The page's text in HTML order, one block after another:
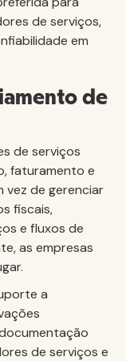
de serviços,
em
de
de serviços
faturamento e
vez de gerenciar
fiscais,
e fluxos de
as empresas
a
de serviços e